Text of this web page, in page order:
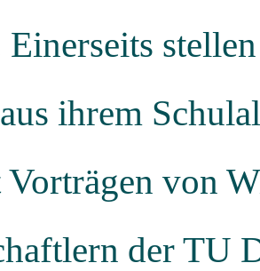
Einerseits
ihrem
Vorträgen von
der TU